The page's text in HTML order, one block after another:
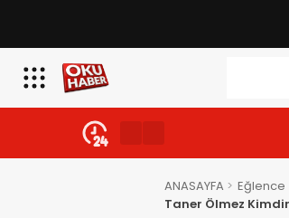
ANASAYFA Eğlence
Taner Ölmez